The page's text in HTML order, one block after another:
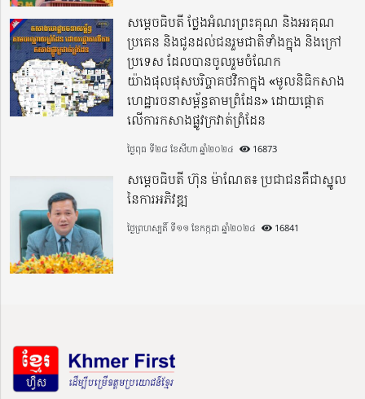
សម្តេចធិបតី ថ្លែងអំណរព្រះគុណ និងអរគុណ
ប្រគេន និងជូនដល់ជនរួមជាតិទាំងក្នុង​ និងក្រៅ
ប្រទេស​ ដែលបានចូលរួមចំណែក
យ៉ាងផុលផុសបរិច្ចាគថវិកាក្នុង «មូលនិធិកសាង
ហេដ្ឋារចនាសម្ព័ន្ធតាមព្រំដែន» ដោយផ្ដោត
លើការកសាងផ្លូវក្រវាត់ព្រំដែន
ថ្ងៃពុធ ទី២៨ ខែសីហា ឆ្នាំ២០២៤ 16873
សម្តេចធិបតី ហ៊ុន ម៉ាណែត៖ ប្រជាជនគឺជាស្នូល
នៃការអភិវឌ្ឍ
ថ្ងៃព្រហស្បតិ៍ ទី១១ ខែកក្កដា ឆ្នាំ២០២៤ 16841